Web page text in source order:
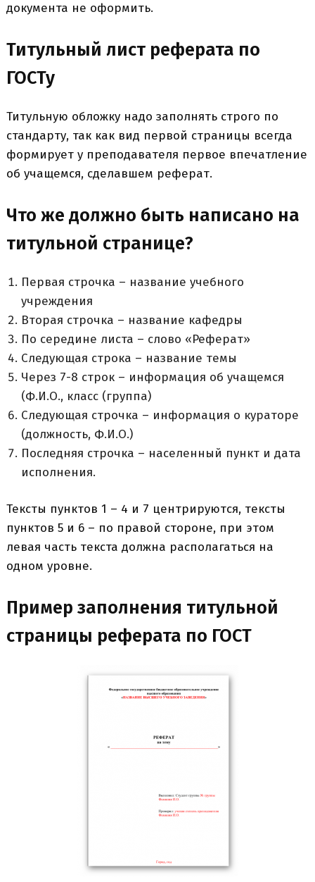
документа не оформить.
Титульный лист реферата по
ГОСТу
Титульную обложку надо заполнять строго по
стандарту, так как вид первой страницы всегда
формирует у преподавателя первое впечатление
об учащемся, сделавшем реферат.
Что же должно быть написано на
титульной странице?
Первая строчка – название учебного
учреждения
Вторая строчка – название кафедры
По середине листа – слово «Реферат»
Следующая строка – название темы
Через 7-8 строк – информация об учащемся
(Ф.И.О., класс (группа)
Следующая строчка – информация о кураторе
(должность, Ф.И.О.)
Последняя строчка – населенный пункт и дата
исполнения.
Тексты пунктов 1 – 4 и 7 центрируются, тексты
пунктов 5 и 6 – по правой стороне, при этом
левая часть текста должна располагаться на
одном уровне.
Пример заполнения титульной
страницы реферата по ГОСТ